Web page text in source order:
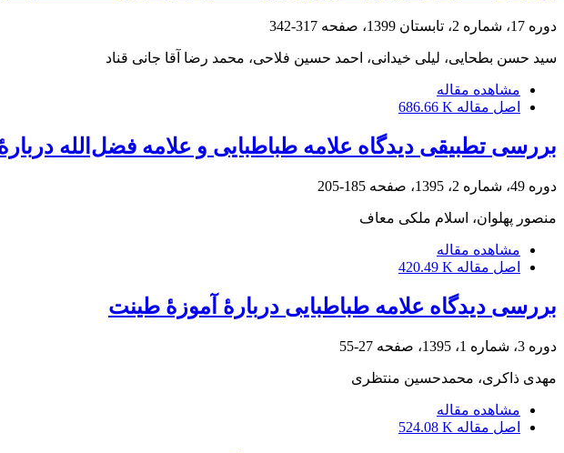
دوره 17، شماره 2، تابستان 1399، صفحه 317-342
سید حسن بطحایی، لیلی خیدانی، احمد حسین فلاحی، محمد رضا آقا جانی قناد
مشاهده مقاله
اصل مقاله 686.66 K
بررسی تطبیقی دیدگاه علامه طباطبایی و علامه فضل‌الله
دوره 49، شماره 2، 1395، صفحه 185-205
منصور پهلوان، اسلام ملکی معاف
مشاهده مقاله
اصل مقاله 420.49 K
بررسی دیدگاه علامه طباطبایی دربارۀ آموزۀ طینت
دوره 3، شماره 1، 1395، صفحه 27-55
مهدی ذاکری، محمدحسین منتظری
مشاهده مقاله
اصل مقاله 524.08 K